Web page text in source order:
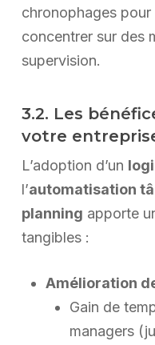
chronophages pour
concentrer sur des
supervision.
3.2. Les
votre
L’adoption d’un
l’automatisation
planning apporte
tangibles :
Amélioration
Gain de
managers